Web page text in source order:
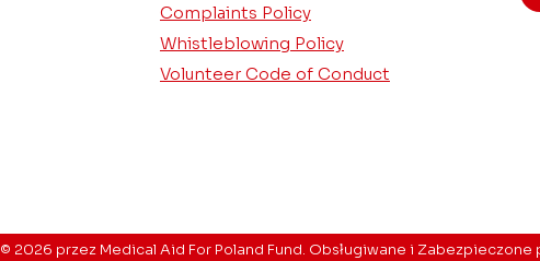
Complaints Policy
Whistleblowing Policy
Volunteer Code of Conduct
© 2026 przez Medical Aid For Poland Fund. Obsługiwane i Zabezpieczone